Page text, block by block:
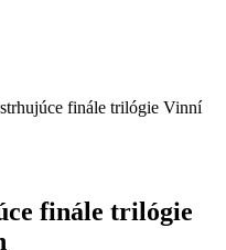
finále trilógie Vinní
finále trilógie